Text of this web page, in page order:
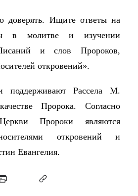
доверять. Ищите ответы на
в молитве и изучении
и слов Пророков,
откровений».
поддерживают Рассела М.
Пророка. Согласно
Пророки являются
откровений и
Евангелия.